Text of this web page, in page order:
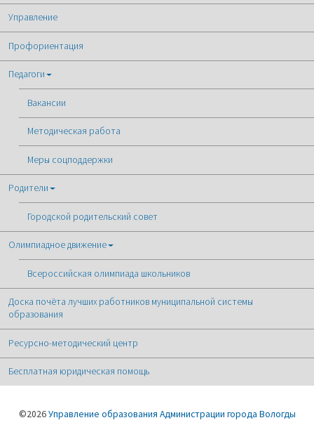
Управление
Профориентация
Педагоги
Вакансии
Методическая работа
Меры соцподдержки
Родители
Городской родительский совет
Олимпиадное движение
Всероссийская олимпиада школьников
Доска почёта лучших работников муниципальной системы
образования
Ресурсно-методический центр
Бесплатная юридическая помощь
©2026Управление образования Администрации города Вологды